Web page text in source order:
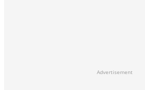
Advertisement